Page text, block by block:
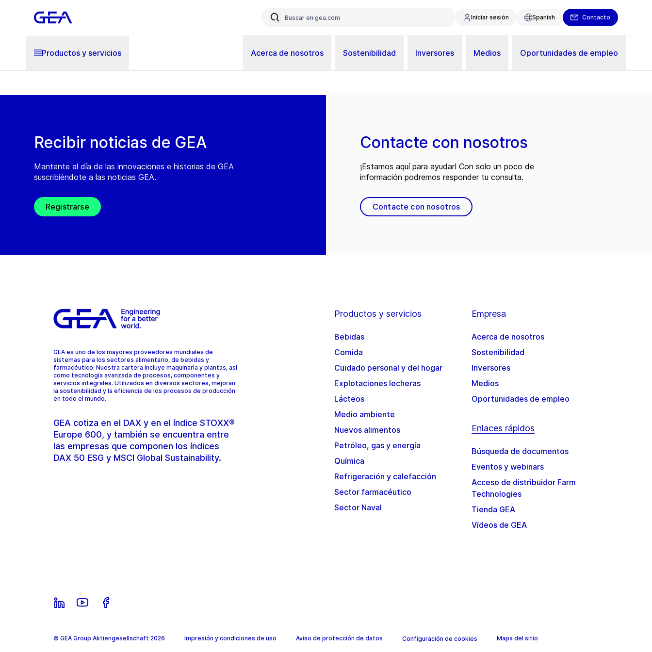
Iniciar sesión Spanish Contacto
Productos y servicios Acerca de nosotros Sostenibilidad Inversores Medios Oportunidades de empleo
Recibir noticias de GEA
Mantente al día de las innovaciones e historias de GEA
suscribiéndote a las noticias GEA.
Registrarse
Contacte con nosotros
¡Estamos aquí para ayudar! Con solo un poco de
información podremos responder tu consulta.
Contacte con nosotros
GEA es uno de los mayores proveedores mundiales de
sistemas para los sectores alimentario, de bebidas y
farmacéutico. Nuestra cartera incluye maquinaria y plantas, así
como tecnología avanzada de procesos, componentes y
servicios integrales. Utilizados en diversos sectores, mejoran
la sostenibilidad y la eficiencia de los procesos de producción
en todo el mundo.
GEA cotiza en el DAX y en el índice STOXX®
Europe 600, y también se encuentra entre
las empresas que componen los índices
DAX 50 ESG y MSCI Global Sustainability.
Productos y servicios
Bebidas
Comida
Cuidado personal y del hogar
Explotaciones lecheras
Lácteos
Medio ambiente
Nuevos alimentos
Petróleo, gas y energía
Química
Refrigeración y calefacción
Sector farmacéutico
Sector Naval
Empresa
Acerca de nosotros
Sostenibilidad
Inversores
Medios
Oportunidades de empleo
Enlaces rápidos
Búsqueda de documentos
Eventos y webinars
Acceso de distribuidor Farm
Technologies
Tienda GEA
Vídeos de GEA
© GEA Group Aktiengesellschaft 2026 Impresión y condiciones de uso Aviso de protección de datos Configuración de cookies Mapa del sitio